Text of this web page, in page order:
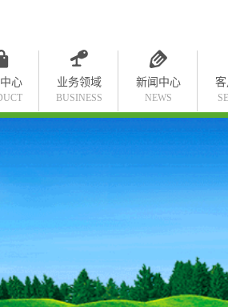
心
净水设备
业务领域
BUSINESS
新闻中心
NEWS
公司新闻